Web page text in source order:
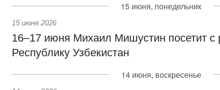
15 июня, понедельник
15 июня 2026
16–17 июня Михаил Мишустин посетит с
Республику Узбекистан
14 июня, воскресенье